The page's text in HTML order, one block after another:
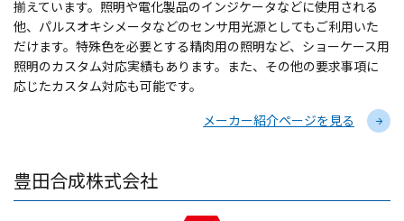
揃えています。照明や電化製品のインジケータなどに使用される
他、パルスオキシメータなどのセンサ用光源としてもご利用いた
だけます。特殊色を必要とする精肉用の照明など、ショーケース用
照明のカスタム対応実績もあります。また、その他の要求事項に
応じたカスタム対応も可能です。
メーカー紹介ページを見る
豊田合成株式会社